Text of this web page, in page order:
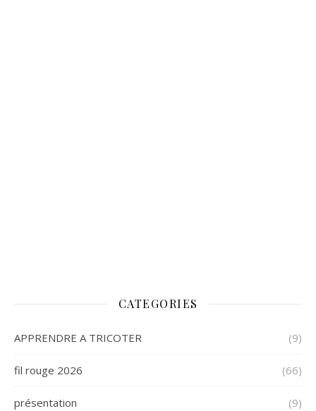
CATEGORIES
APPRENDRE A TRICOTER (9)
fil rouge 2026 (66)
présentation (9)